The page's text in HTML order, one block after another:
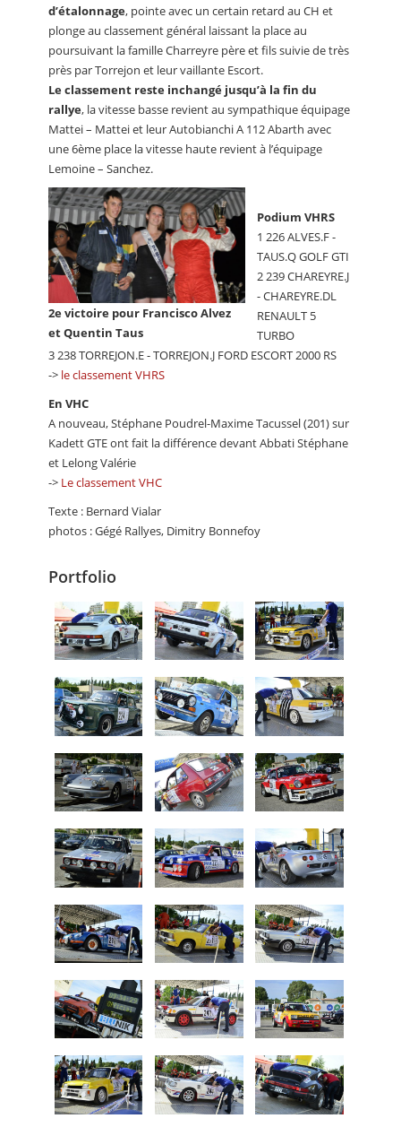
d’étalonnage, pointe avec un certain retard au CH et
plonge au classement général laissant la place au
poursuivant la famille Charreyre père et fils suivie de très
près par Torrejon et leur vaillante Escort.
Le classement reste inchangé jusqu’à la fin du
rallye, la vitesse basse revient au sympathique équipage
Mattei – Mattei et leur Autobianchi A 112 Abarth avec
une 6ème place la vitesse haute revient à l’équipage
Lemoine – Sanchez.
2e victoire pour Francisco Alvez
et Quentin Taus
Podium VHRS
1 226 ALVES.F -
TAUS.Q GOLF GTI
2 239 CHAREYRE.J
- CHAREYRE.DL
RENAULT 5
TURBO
3 238 TORREJON.E - TORREJON.J FORD ESCORT 2000 RS
-> le classement VHRS
En VHC
A nouveau, Stéphane Poudrel-Maxime Tacussel (201) sur
Kadett GTE ont fait la différence devant Abbati Stéphane
et Lelong Valérie
-> Le classement VHC
Texte : Bernard Vialar
photos : Gégé Rallyes, Dimitry Bonnefoy
Portfolio